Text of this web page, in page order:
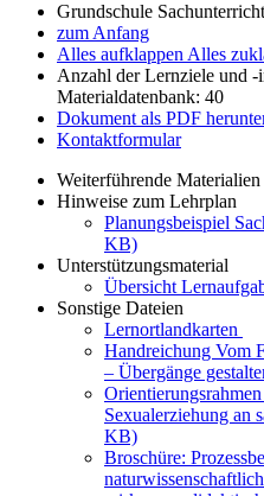
Grundschule
zum Anfang
Alles aufklappen Alles
Anzahl der Lernziele und
Materialdatenbank: 40
Dokument als PDF
Kontaktformular
Weiterführende Materialien
Hinweise zum Lehrplan
Planungsbeispiel
KB)
Unterstützungsmaterial
Übersicht
Sonstige Dateien
Lernortlandkarten
Handreichung Vom
– Übergänge
Sexualerziehung an
KB)
Broschüre: